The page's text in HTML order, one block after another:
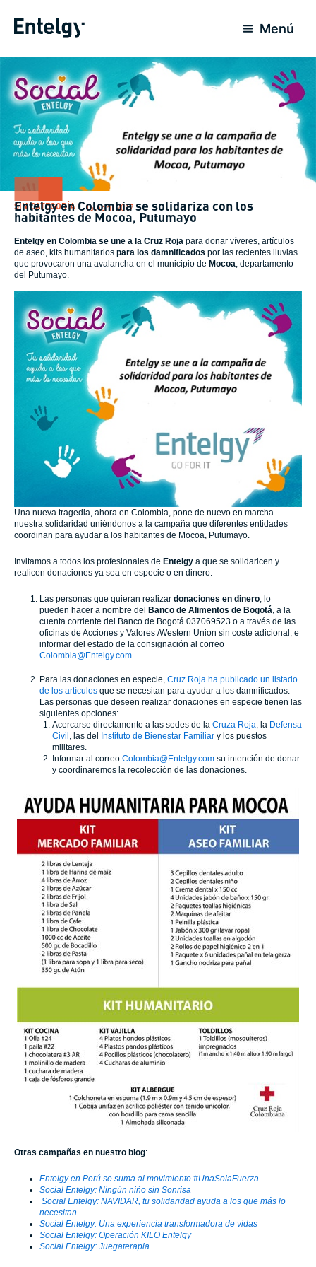
Menú
SIN CATEGORÍA 16 Abril 2017
Entelgy en Colombia se solidariza con los
habitantes de Mocoa, Putumayo
Entelgy en Colombia se une a la Cruz Roja para donar víveres, artículos
de aseo, kits humanitarios para los damnificados por las recientes lluvias
que provocaron una avalancha en el municipio de Mocoa, departamento
del Putumayo.
Una nueva tragedia, ahora en Colombia, pone de nuevo en marcha
nuestra solidaridad uniéndonos a la campaña que diferentes entidades
coordinan para ayudar a los habitantes de Mocoa, Putumayo.
Invitamos a todos los profesionales de Entelgy a que se solidaricen y
realicen donaciones ya sea en especie o en dinero:
Las personas que quieran realizar donaciones en dinero , lo
pueden hacer a nombre del Banco de Alimentos de Bogotá , a la
cuenta corriente del Banco de Bogotá 037069523 o a través de las
oficinas de Acciones y Valores /Western Union sin coste adicional, e
informar del estado de la consignación al correo
Colombia@Entelgy.com
Para las donaciones en especie, Cruz Roja ha publicado un listado
de los artículos que se necesitan para ayudar a los damnificados.
Las personas que deseen realizar donaciones en especie tienen las
siguientes opciones:
Acercarse directamente a las sedes de la Cruza Roja , la Defensa
Civil , las del Instituto de Bienestar Familiar y los puestos
militares.
Informar al correo Colombia@Entelgy.com su intención de donar
y coordinaremos la recolección de las donaciones.
Otras campañas en nuestro blog:
Entelgy en Perú se suma al movimiento #UnaSolaFuerza
Social Entelgy: Ningún niño sin Sonrisa
Social Entelgy: NAVIDAR, tu solidaridad ayuda a los que más lo
necesitan
Social Entelgy: Una experiencia transformadora de vidas
Social Entelgy: Operación KILO Entelgy
Social Entelgy: Juegaterapia